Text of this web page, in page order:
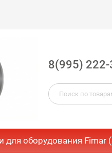
8(995)
для оборудования Fimar